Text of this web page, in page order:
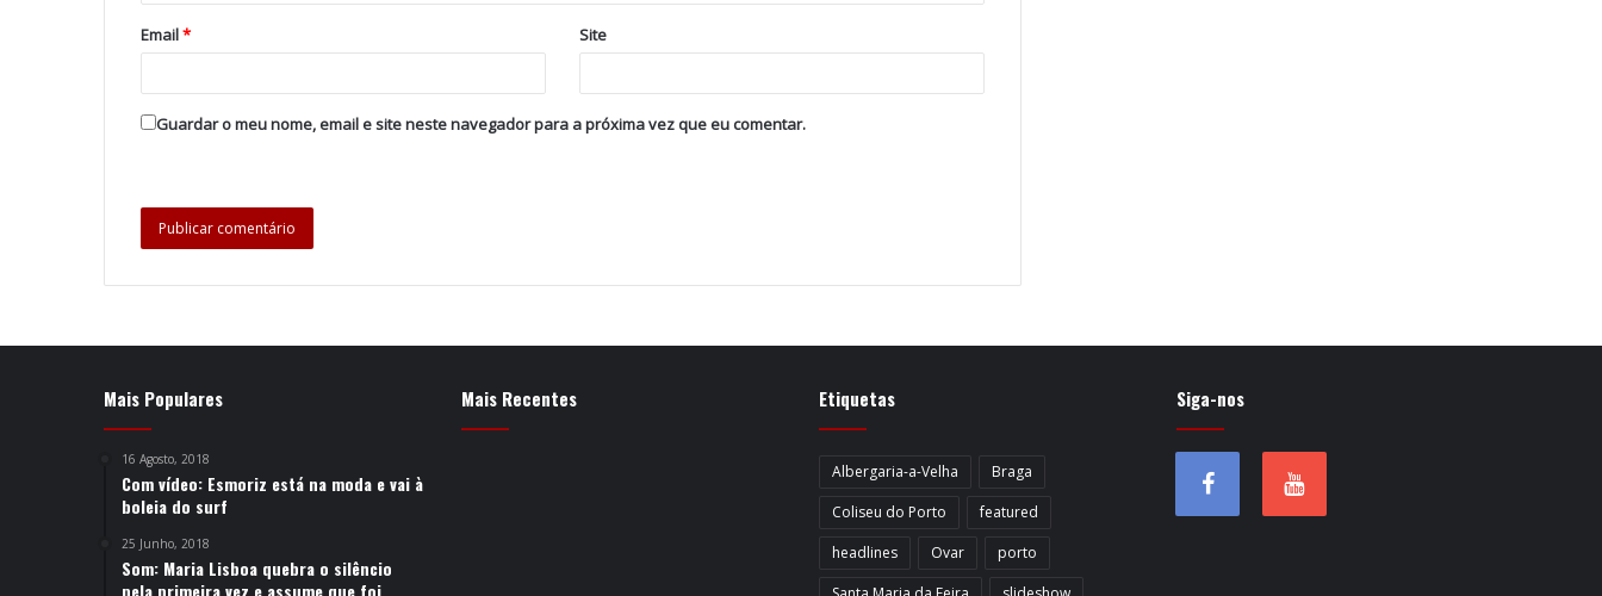
Email* Site
Guardar o meu nome, email e site neste navegador para a próxima vez que eu comentar.
Mais Populares
16 Agosto, 2018
Com vídeo: Esmoriz está na moda e vai à
boleia do surf
25 Junho, 2018
Som: Maria Lisboa quebra o silêncio
Mais Recentes Etiquetas
Albergaria-a-Velha
Braga
Coliseu do Porto
featured
headlines
Ovar
porto
Siga-nos